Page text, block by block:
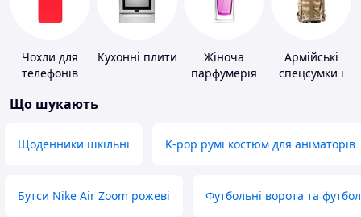
Чохли для
телефонів
Кухонні плити
Жіноча
парфумерія
Армійські
спецсумки і
Що шукають
Щоденники шкільні K-pop румі костюм для аніматорів
Бутси Nike Air Zoom рожеві Футбольні ворота та